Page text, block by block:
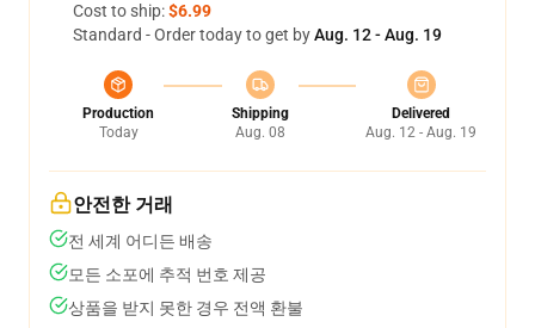
Cost to ship:$6.99
Standard - Order today to get byAug. 12 - Aug. 19
Production
Today
Shipping
Aug. 08
Delivered
Aug. 12 - Aug. 19
안전한 거래
전 세계 어디든 배송
모든 소포에 추적 번호 제공
상품을 받지 못한 경우 전액 환불